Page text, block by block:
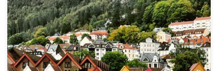
HAZ TU RESERVA DE VACACIONES DE VERANO SIN GASTOS DE
ANULACIÓN* Fiordos Noruegos desde el 7 de SEP al 14 de SEP Día
1: Madrid – Oslo. REGIMEN Alojamiento. Día 2: Oslo. Un día entre la
modernidad europea y la tradición noruega REGIMEN Desayuno.
Almuerzo. Cena Después del desayuno, tendremos […]